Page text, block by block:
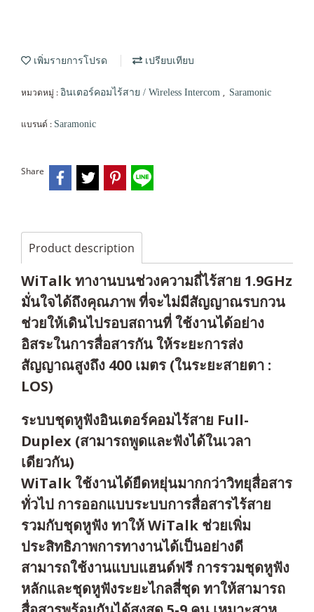
เพิ่มรายการโปรด เปรียบเทียบ
หมวดหมู่ : อินเตอร์คอมไร้สาย / Wireless Intercom , Saramonic
แบรนด์ : Saramonic
Share
Product description
WiTalk ทางานบนช่วงความถี่ไร้สาย 1.9GHz
มั่นใจได้ถึงคุณภาพ ที่จะไม่มีสัญญาณรบกวน
ช่วยให้เดินไปรอบสถานที่ ใช้งานได้อย่าง
อิสระในการสื่อสารกัน ให้ระยะการส่ง
สัญญาณสูงถึง 400 เมตร (ในระยะสายตา :
LOS)
ระบบชุดหูฟังอินเตอร์คอมไร้สาย Full-
Duplex (สามารถพูดและฟังได้ในเวลา
เดียวกัน)
WiTalk ใช้งานได้ยืดหยุ่นมากกว่าวิทยุสื่อสาร
ทั่วไป การออกแบบระบบการสื่อสารไร้สาย
รวมกับชุดหูฟัง ทาให้ WiTalk ช่วยเพิ่ม
ประสิทธิภาพการทางานได้เป็นอย่างดี
สามารถใช้งานแบบแฮนด์ฟรี การรวมชุดหูฟัง
หลักและชุดหูฟังระยะไกลสี่ชุด ทาให้สามารถ